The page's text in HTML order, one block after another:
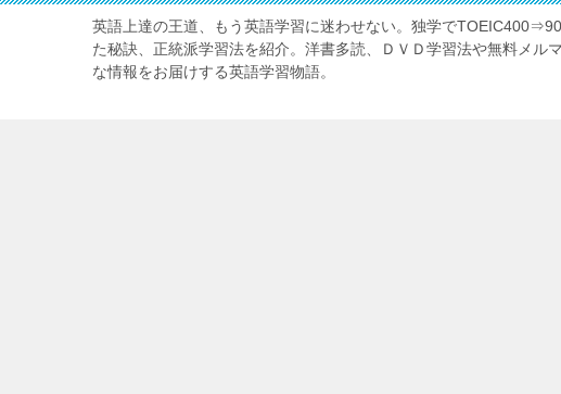
英語上達の王道、もう英語学習に迷わせない。独学で
た秘訣、正統派学習法を紹介。洋書多読、ＤＶＤ学習法や無料メル
な情報をお届けする英語学習物語。